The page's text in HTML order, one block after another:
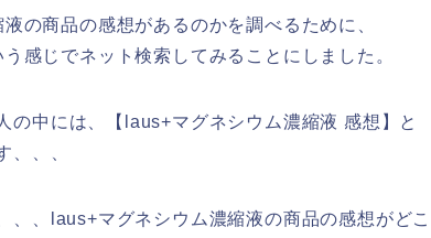
の商品の感想があるのかを調べるために、
感じでネット検索してみることにしました。
の中には、【laus+マグネシウム濃縮液 感想】と
、、、
、、laus+マグネシウム濃縮液の商品の感想がどこ